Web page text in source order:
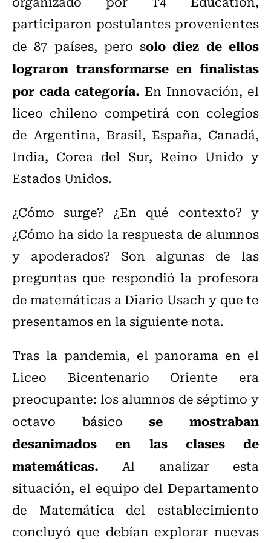
participaron postulantes provenientes
de 87 países, pero solo diez de ellos
lograron transformarse en finalistas
por cada categoría. En Innovación, el
liceo chileno competirá con colegios
de Argentina, Brasil, España, Canadá,
India, Corea del Sur, Reino Unido y
Estados Unidos.
¿Cómo surge? ¿En qué contexto? y
¿Cómo ha sido la respuesta de alumnos
y apoderados? Son algunas de las
preguntas que respondió la profesora
de matemáticas a Diario Usach y que te
presentamos en la siguiente nota.
Tras la pandemia, el panorama en el
Liceo Bicentenario Oriente era
preocupante: los alumnos de séptimo y
octavo básicose mostraban
desanimados en las clases de
matemáticas. Al analizar esta
situación, el equipo del Departamento
de Matemática del establecimiento
concluyó que debían explorar nuevas